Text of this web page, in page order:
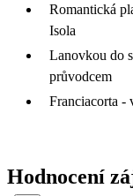
Romantická
Isola
Lanovkou do
průvodcem
Franciacorta -
Hodnocení